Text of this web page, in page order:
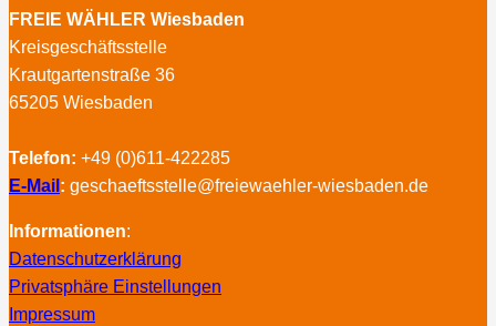
FREIE WÄHLER Wiesbaden
Kreisgeschäftsstelle
Krautgartenstraße 36
65205 Wiesbaden
Telefon: +49 (0)611-422285
E-Mail : geschaeftsstelle@freiewaehler-wiesbaden.de
Informationen:
Datenschutzerklärung
Privatsphäre Einstellungen
Impressum